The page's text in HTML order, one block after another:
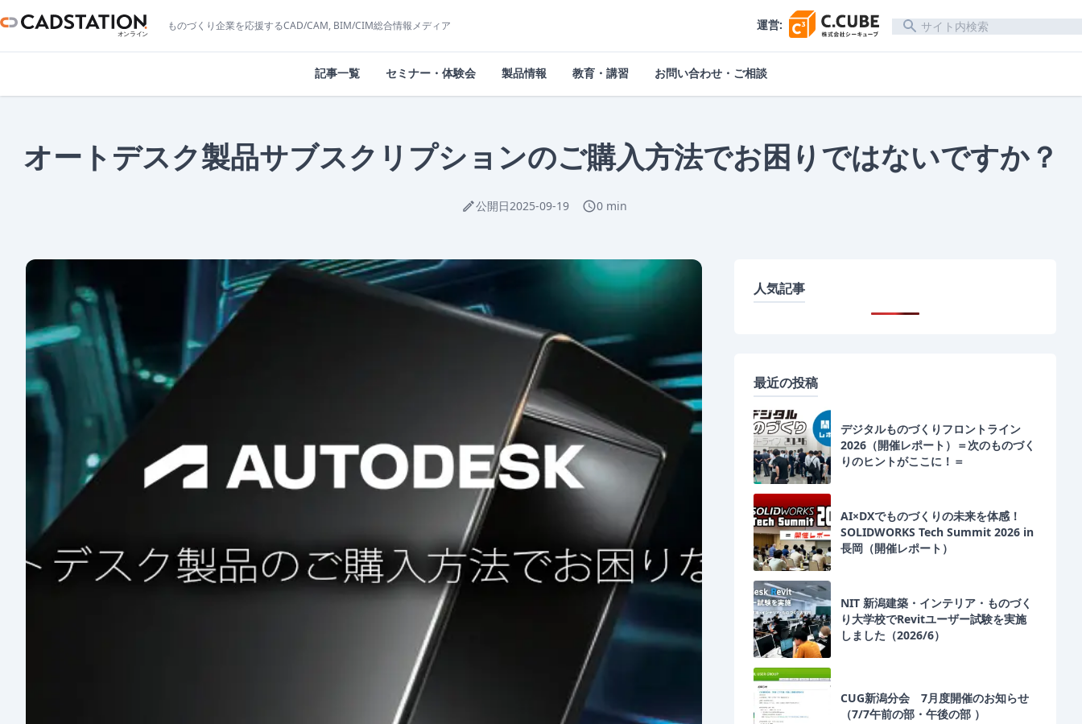
ものづくり企業を応援するCAD/CAM, BIM/CIM総合情報メディア 運営: Search
記事一覧 セミナー・体験会 製品情報 教育・講習 お問い合わせ・ご相談
オートデスク製品サブスクリプションのご購入方法でお困りではないですか？
edit公開日2025-09-19 schedule0 min
人気記事
最近の投稿
デジタルものづくりフロントライン
2026（開催レポート）＝次のものづく
りのヒントがここに！＝
AI×DXでものづくりの未来を体感！
SOLIDWORKS Tech Summit 2026 in
長岡（開催レポート）
NIT 新潟建築・インテリア・ものづく
り大学校でRevitユーザー試験を実施
しました（2026/6）
CUG新潟分会 7月度開催のお知らせ
（7/7午前の部・午後の部 ）